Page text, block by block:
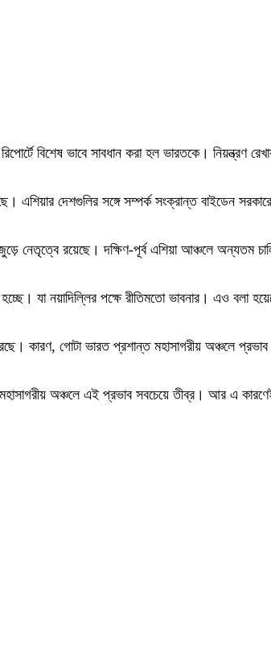
বিশেষ ভাবে সাবধান করা হল ভারতকে। নিয়ন্ত্রণ
এশিয়ার দেশগুলির সঙ্গে সম্পর্ক সংক্রান্ত বাইডেন
নেতৃত্বে রয়েছে। দক্ষিণ-পূর্ব এশিয়া আঞ্চলে অন্যতম
যা নয়াদিল্লির পক্ষে রীতিমতো ভাবনার। এও বলা
কারণ, গোটা ভারত প্রশান্ত মহাসাগরীয় অঞ্চলে প্রভাব
অঞ্চলে এই প্রভাব সবচেয়ে তীব্র। আর এ